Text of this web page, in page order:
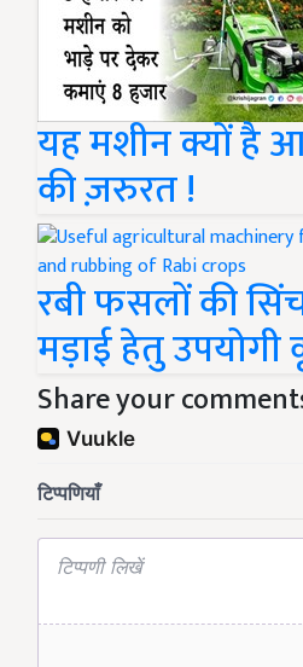
यह मशीन क्यों है
की ज़रुरत !
रबी फसलों की
मड़ाई हेतु उपयोगी
Share your